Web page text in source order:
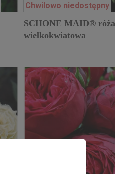
Chwilowo niedostępny
SCHONE MAID® róża
wielkokwiatowa